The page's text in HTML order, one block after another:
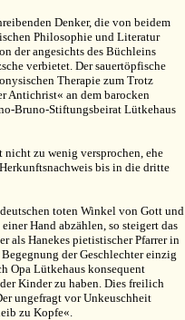
Denker, die von beidem
Philosophie und Literatur
der angesichts des Büchleins
verbietet. Der sauertöpfische
Therapie zum Trotz
Antichrist« an dem barocken
Bruno-Stiftungsbeirat Lütkehaus
zu wenig versprochen, ehe
bis in die dritte
toten Winkel von Gott und
Hand abzählen, so steigert das
als Hanekes pietistischer Pfarrer in
der Geschlechter einzig
Opa Lütkehaus konsequent
Kinder zu haben. Dies freilich
ungefragt vor Unkeuschheit
zu Kopfe«.